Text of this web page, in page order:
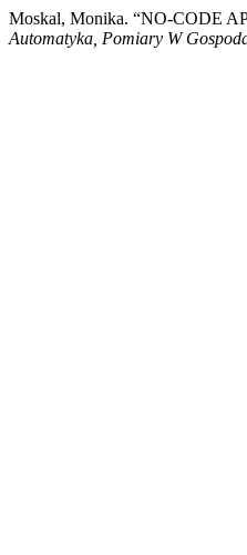
Moskal, Monika. “NO-CODE
Automatyka, Pomiary W